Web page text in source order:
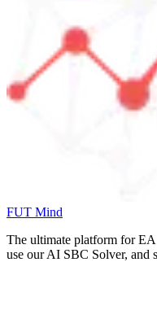
FUT Mind
The ultimate platform for
use our AI SBC Solver, and